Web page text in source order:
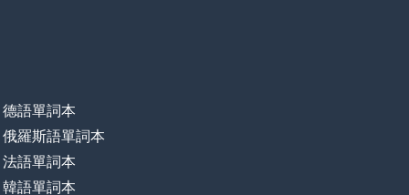
德語單詞本
俄羅斯語單詞本
法語單詞本
韓語單詞本